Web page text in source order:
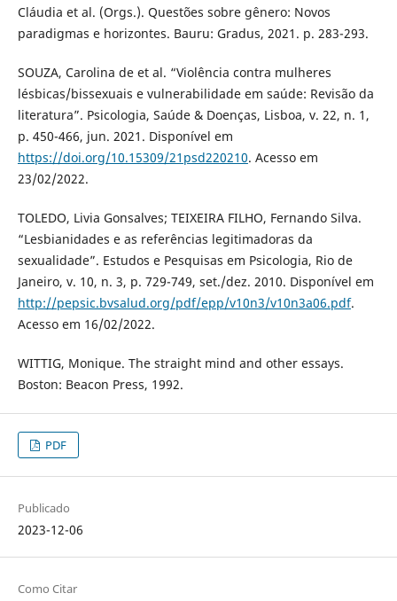
Cláudia et al. (Orgs.). Questões sobre gênero: Novos
paradigmas e horizontes. Bauru: Gradus, 2021. p. 283-293.
SOUZA, Carolina de et al. “Violência contra mulheres
lésbicas/bissexuais e vulnerabilidade em saúde: Revisão da
literatura”. Psicologia, Saúde & Doenças, Lisboa, v. 22, n. 1,
p. 450-466, jun. 2021. Disponível em
https://doi.org/10.15309/21psd220210. Acesso em
23/02/2022.
TOLEDO, Livia Gonsalves; TEIXEIRA FILHO, Fernando Silva.
“Lesbianidades e as referências legitimadoras da
sexualidade”. Estudos e Pesquisas em Psicologia, Rio de
Janeiro, v. 10, n. 3, p. 729-749, set./dez. 2010. Disponível em
http://pepsic.bvsalud.org/pdf/epp/v10n3/v10n3a06.pdf.
Acesso em 16/02/2022.
WITTIG, Monique. The straight mind and other essays.
Boston: Beacon Press, 1992.
PDF
Publicado
2023-12-06
Como Citar